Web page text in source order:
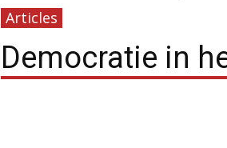
Articles
Democratie in